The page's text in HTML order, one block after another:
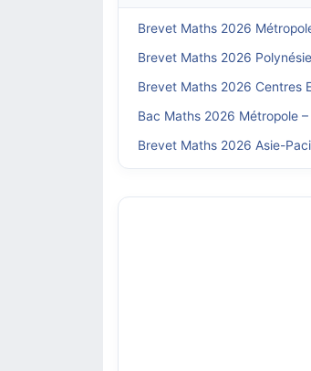
Brevet Maths 2026
Brevet Maths 2026
Brevet Maths 2026 Centres
Bac Maths 2026 Métropole
Brevet Maths 2026 Asie-